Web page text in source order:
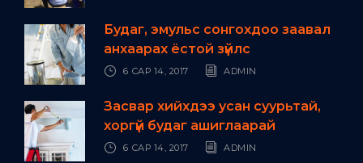
Будаг, эмульс сонгохдоо заавал
анхаарах ёстой зүйлс
6 САР 14, 2017 ADMIN
Засвар хийхдээ усан суурьтай,
хоргүй будаг ашиглаарай
6 САР 14, 2017 ADMIN